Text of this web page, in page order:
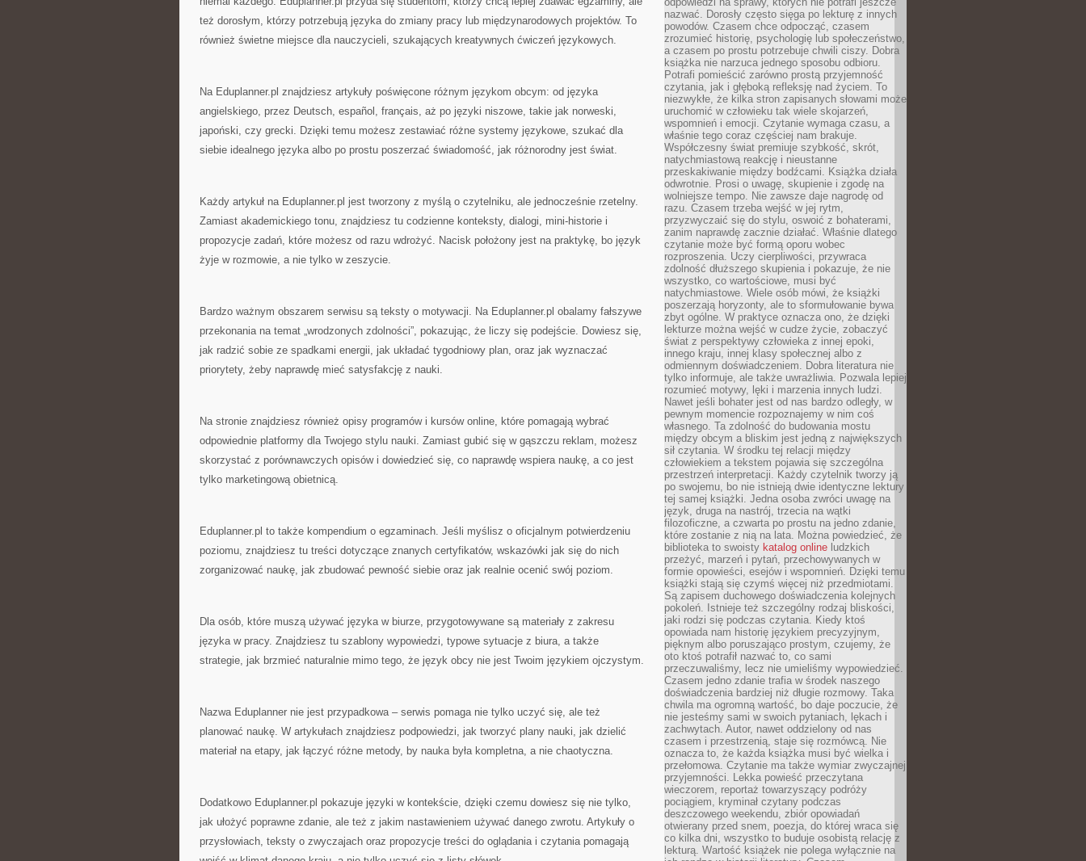
też dorosłym, którzy potrzebują języka do zmiany pracy lub międzynarodowych projektów. To
również świetne miejsce dla nauczycieli, szukających kreatywnych ćwiczeń językowych.
Na Eduplanner.pl znajdziesz artykuły poświęcone różnym językom obcym: od języka
angielskiego, przez Deutsch, español, français, aż po języki niszowe, takie jak norweski,
japoński, czy grecki. Dzięki temu możesz zestawiać różne systemy językowe, szukać dla
siebie idealnego języka albo po prostu poszerzać świadomość, jak różnorodny jest świat.
Każdy artykuł na Eduplanner.pl jest tworzony z myślą o czytelniku, ale jednocześnie rzetelny.
Zamiast akademickiego tonu, znajdziesz tu codzienne konteksty, dialogi, mini-historie i
propozycje zadań, które możesz od razu wdrożyć. Nacisk położony jest na praktykę, bo język
żyje w rozmowie, a nie tylko w zeszycie.
Bardzo ważnym obszarem serwisu są teksty o motywacji. Na Eduplanner.pl obalamy fałszywe
przekonania na temat „wrodzonych zdolności”, pokazując, że liczy się podejście. Dowiesz się,
jak radzić sobie ze spadkami energii, jak układać tygodniowy plan, oraz jak wyznaczać
priorytety, żeby naprawdę mieć satysfakcję z nauki.
Na stronie znajdziesz również opisy programów i kursów online, które pomagają wybrać
odpowiednie platformy dla Twojego stylu nauki. Zamiast gubić się w gąszczu reklam, możesz
skorzystać z porównawczych opisów i dowiedzieć się, co naprawdę wspiera naukę, a co jest
tylko marketingową obietnicą.
Eduplanner.pl to także kompendium o egzaminach. Jeśli myślisz o oficjalnym potwierdzeniu
poziomu, znajdziesz tu treści dotyczące znanych certyfikatów, wskazówki jak się do nich
zorganizować naukę, jak zbudować pewność siebie oraz jak realnie ocenić swój poziom.
Dla osób, które muszą używać języka w biurze, przygotowywane są materiały z zakresu
języka w pracy. Znajdziesz tu szablony wypowiedzi, typowe sytuacje z biura, a także
strategie, jak brzmieć naturalnie mimo tego, że język obcy nie jest Twoim językiem ojczystym.
Nazwa Eduplanner nie jest przypadkowa – serwis pomaga nie tylko uczyć się, ale też
planować naukę. W artykułach znajdziesz podpowiedzi, jak tworzyć plany nauki, jak dzielić
materiał na etapy, jak łączyć różne metody, by nauka była kompletna, a nie chaotyczna.
Dodatkowo Eduplanner.pl pokazuje języki w kontekście, dzięki czemu dowiesz się nie tylko,
jak ułożyć poprawne zdanie, ale też z jakim nastawieniem używać danego zwrotu. Artykuły o
przysłowiach, teksty o zwyczajach oraz propozycje treści do oglądania i czytania pomagają
nazwać. Dorosły często sięga po lekturę z innych
powodów. Czasem chce odpocząć, czasem
zrozumieć historię, psychologię lub społeczeństwo,
a czasem po prostu potrzebuje chwili ciszy. Dobra
książka nie narzuca jednego sposobu odbioru.
Potrafi pomieścić zarówno prostą przyjemność
czytania, jak i głęboką refleksję nad życiem. To
niezwykłe, że kilka stron zapisanych słowami może
uruchomić w człowieku tak wiele skojarzeń,
wspomnień i emocji. Czytanie wymaga czasu, a
właśnie tego coraz częściej nam brakuje.
Współczesny świat premiuje szybkość, skrót,
natychmiastową reakcję i nieustanne
przeskakiwanie między bodźcami. Książka działa
odwrotnie. Prosi o uwagę, skupienie i zgodę na
wolniejsze tempo. Nie zawsze daje nagrodę od
razu. Czasem trzeba wejść w jej rytm,
przyzwyczaić się do stylu, oswoić z bohaterami,
zanim naprawdę zacznie działać. Właśnie dlatego
czytanie może być formą oporu wobec
rozproszenia. Uczy cierpliwości, przywraca
zdolność dłuższego skupienia i pokazuje, że nie
wszystko, co wartościowe, musi być
natychmiastowe. Wiele osób mówi, że książki
poszerzają horyzonty, ale to sformułowanie bywa
zbyt ogólne. W praktyce oznacza ono, że dzięki
lekturze można wejść w cudze życie, zobaczyć
świat z perspektywy człowieka z innej epoki,
innego kraju, innej klasy społecznej albo z
odmiennym doświadczeniem. Dobra literatura nie
tylko informuje, ale także uwrażliwia. Pozwala lepiej
rozumieć motywy, lęki i marzenia innych ludzi.
Nawet jeśli bohater jest od nas bardzo odległy, w
pewnym momencie rozpoznajemy w nim coś
własnego. Ta zdolność do budowania mostu
między obcym a bliskim jest jedną z największych
sił czytania. W środku tej relacji między
człowiekiem a tekstem pojawia się szczególna
przestrzeń interpretacji. Każdy czytelnik tworzy ją
po swojemu, bo nie istnieją dwie identyczne lektury
tej samej książki. Jedna osoba zwróci uwagę na
język, druga na nastrój, trzecia na wątki
filozoficzne, a czwarta po prostu na jedno zdanie,
które zostanie z nią na lata. Można powiedzieć, że
biblioteka to swoisty katalog online ludzkich
przeżyć, marzeń i pytań, przechowywanych w
formie opowieści, esejów i wspomnień. Dzięki temu
książki stają się czymś więcej niż przedmiotami.
Są zapisem duchowego doświadczenia kolejnych
pokoleń. Istnieje też szczególny rodzaj bliskości,
jaki rodzi się podczas czytania. Kiedy ktoś
opowiada nam historię językiem precyzyjnym,
pięknym albo poruszająco prostym, czujemy, że
oto ktoś potrafił nazwać to, co sami
przeczuwaliśmy, lecz nie umieliśmy wypowiedzieć.
Czasem jedno zdanie trafia w środek naszego
doświadczenia bardziej niż długie rozmowy. Taka
chwila ma ogromną wartość, bo daje poczucie, że
nie jesteśmy sami w swoich pytaniach, lękach i
zachwytach. Autor, nawet oddzielony od nas
czasem i przestrzenią, staje się rozmówcą. Nie
oznacza to, że każda książka musi być wielka i
przełomowa. Czytanie ma także wymiar zwyczajnej
przyjemności. Lekka powieść przeczytana
wieczorem, reportaż towarzyszący podróży
pociągiem, kryminał czytany podczas
deszczowego weekendu, zbiór opowiadań
otwierany przed snem, poezja, do której wraca się
co kilka dni, wszystko to buduje osobistą relację z
lekturą. Wartość książek nie polega wyłącznie na